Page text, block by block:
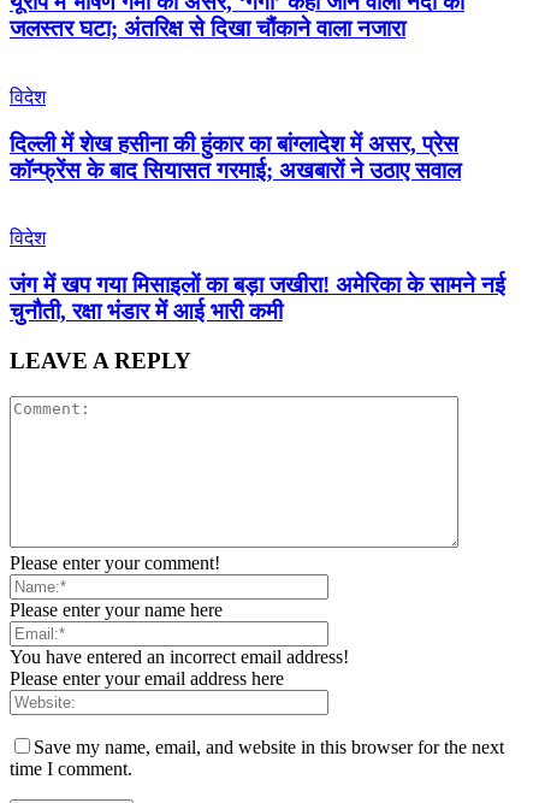
जलस्तर घटा; अंतरिक्ष से दिखा चौंकाने वाला नजारा
विदेश
दिल्ली में शेख हसीना की हुंकार का बांग्लादेश में असर, प्रेस
कॉन्फ्रेंस के बाद सियासत गरमाई; अखबारों ने उठाए सवाल
विदेश
जंग में खप गया मिसाइलों का बड़ा जखीरा! अमेरिका के सामने नई
चुनौती, रक्षा भंडार में आई भारी कमी
LEAVE A REPLY
Please enter your comment!
Please enter your name here
You have entered an incorrect email address!
Please enter your email address here
Save my name, email, and website in this browser for the next
time I comment.